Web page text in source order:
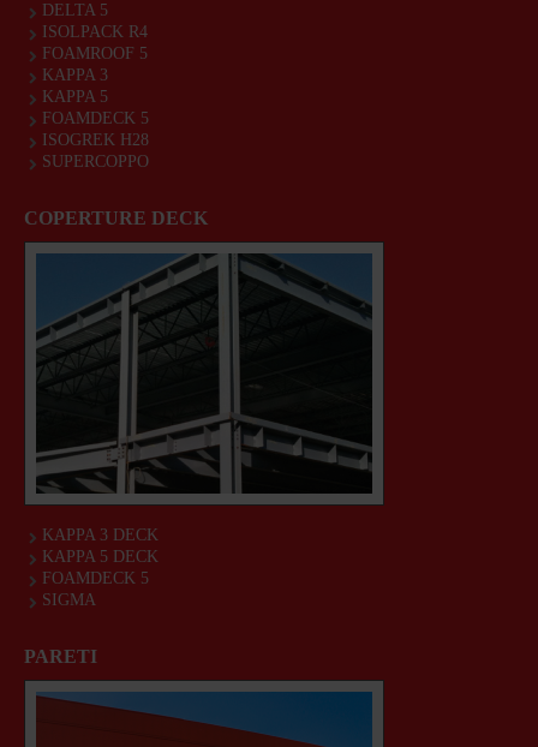
DELTA 5
ISOLPACK R4
FOAMROOF 5
KAPPA 3
KAPPA 5
FOAMDECK 5
ISOGREK H28
SUPERCOPPO
COPERTURE DECK
KAPPA 3 DECK
KAPPA 5 DECK
FOAMDECK 5
SIGMA
PARETI